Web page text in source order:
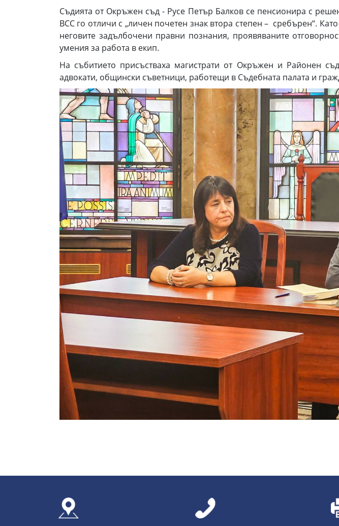
Съдията от Окръжен съд - Русе Петър Балков се пенсионира с
ВСС го отличи с „личен почетен знак втора степен – сребърен“.
неговите задълбочени правни познания, проявяваните
умения за работа в екип.
На събитието присъстваха магистрати от Окръжен и Районен
адвокати, общински съветници, работещи в Съдебната палата и